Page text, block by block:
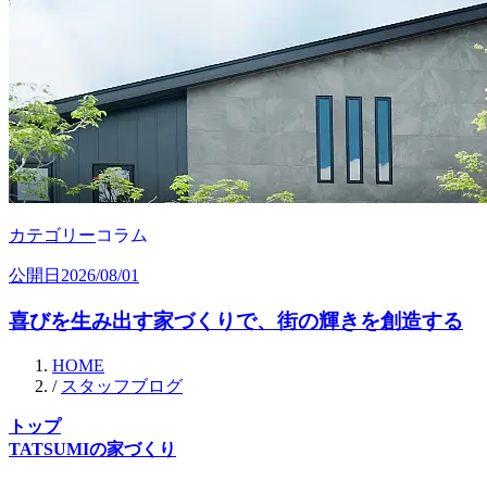
カテゴリーコラム
公開日 2026/08/01
喜びを生み出す家づくりで、街の輝きを創造する
HOME
/ スタッフブログ
トップ
TATSUMIの家づくり